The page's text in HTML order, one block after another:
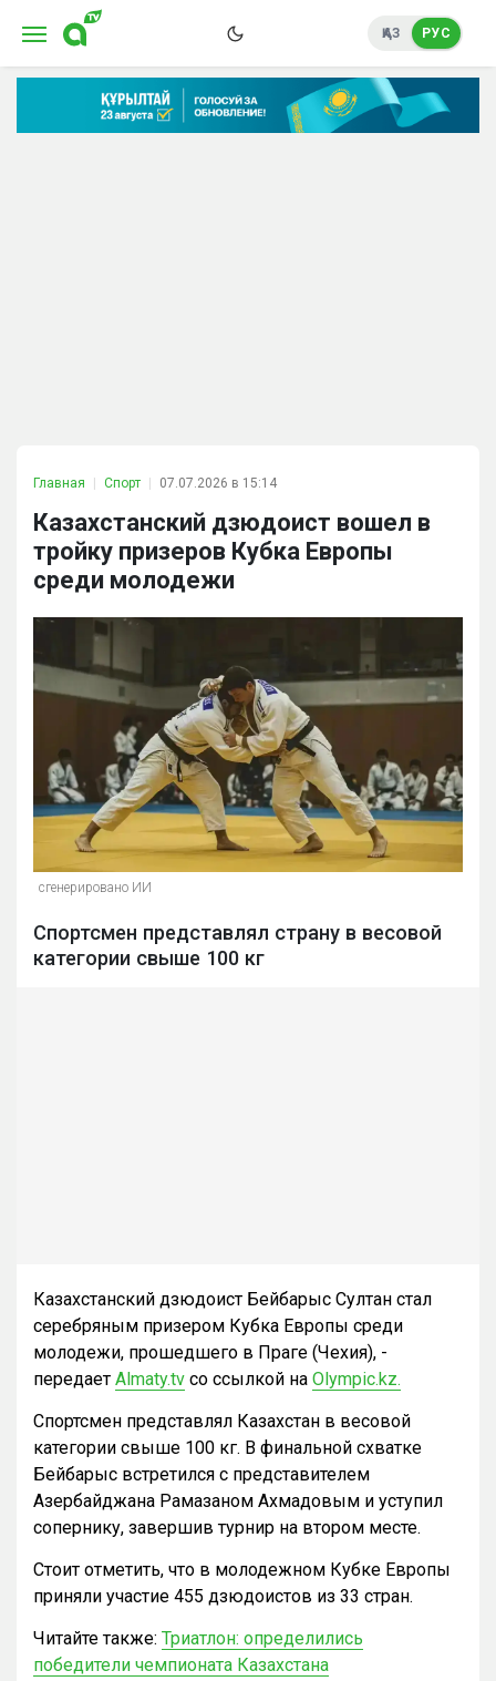
ҚАЗ РУС
Главная Спорт 07.07.2026 в 15:14
Казахстанский дзюдоист вошел в
тройку призеров Кубка Европы
среди молодежи
сгенерировано ИИ
Спортсмен представлял страну в весовой
категории свыше 100 кг
Казахстанский дзюдоист Бейбарыс Султан стал
серебряным призером Кубка Европы среди
молодежи, прошедшего в Праге (Чехия), -
передает Almaty.tv со ссылкой на Olympic.kz.
Спортсмен представлял Казахстан в весовой
категории свыше 100 кг. В финальной схватке
Бейбарыс встретился с представителем
Азербайджана Рамазаном Ахмадовым и уступил
сопернику, завершив турнир на втором месте.
Стоит отметить, что в молодежном Кубке Европы
приняли участие 455 дзюдоистов из 33 стран.
Читайте также: Триатлон: определились
победители чемпионата Казахстана